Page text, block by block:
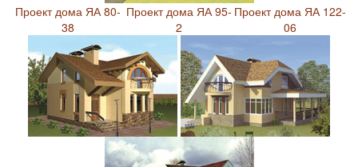
Проект дома ЯА 80-
38
Проект дома ЯА 95-
2
Проект дома ЯА 122-
06